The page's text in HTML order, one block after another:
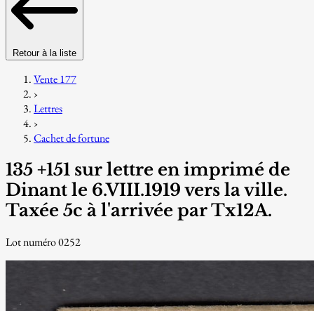
Retour à la liste
Vente 177
›
Lettres
›
Cachet de fortune
135 +151 sur lettre en imprimé de
Dinant le 6.VIII.1919 vers la ville.
Taxée 5c à l'arrivée par Tx12A.
Lot numéro 0252